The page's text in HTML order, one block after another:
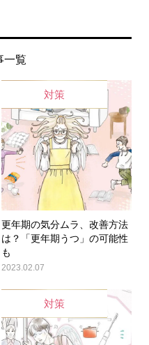
一覧
対策
更年期の気分ムラ、改善方法
は？「更年期うつ」の可能性
も
2023.02.07
対策